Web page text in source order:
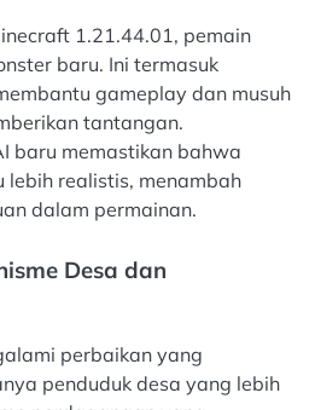
1.21.44.01, pemain
baru. Ini termasuk
gameplay dan musuh
tantangan.
baru memastikan bahwa
lebih realistis, menambah
dalam permainan.
Desa dan
perbaikan yang
penduduk desa yang lebih